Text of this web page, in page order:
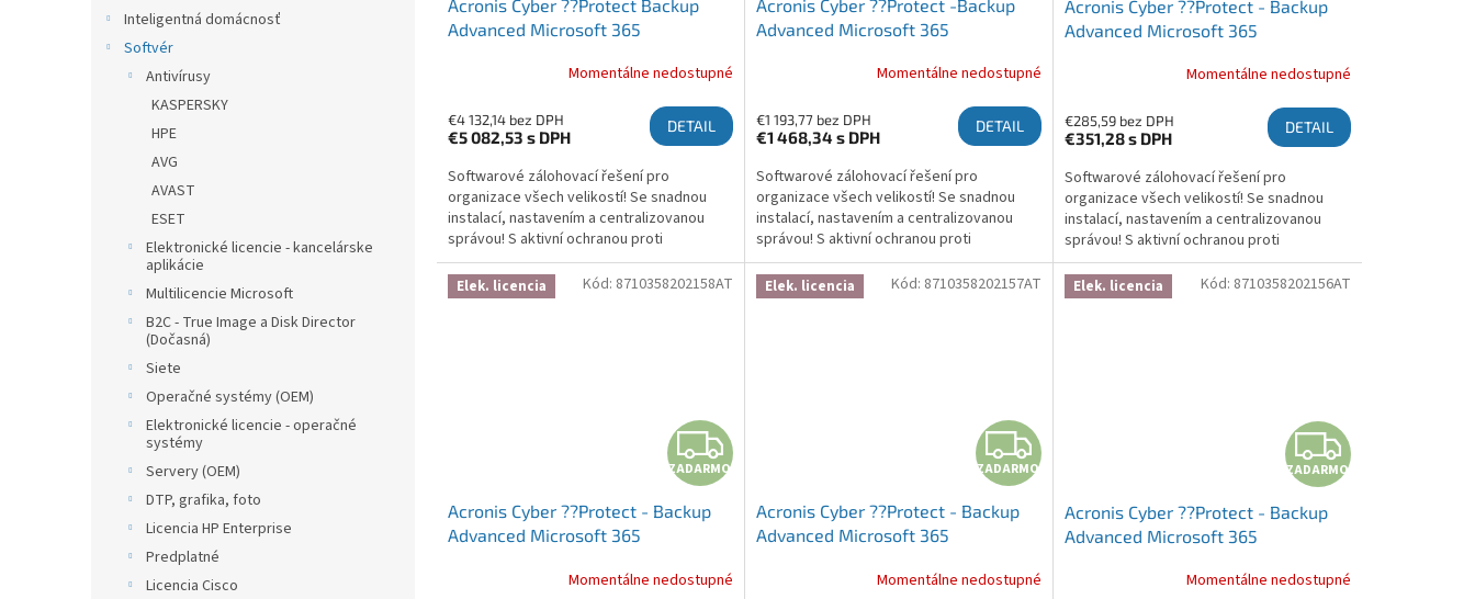
Inteligentná domácnosť
Softvér
Antivírusy
KASPERSKY
HPE
AVG
AVAST
ESET
Elektronické licencie - kancelárske
aplikácie
Multilicencie Microsoft
B2C - True Image a Disk Director
(Dočasná)
Siete
Operačné systémy (OEM)
Elektronické licencie - operačné
systémy
Servery (OEM)
DTP, grafika, foto
Licencia HP Enterprise
Predplatné
Licencia Cisco
Acronis Cyber ??Protect Backup
Advanced Microsoft 365
Year - RenewalMomentálne nedostupné
€4 132,14 bez DPH
€5 082,53 s DPH
DETAIL
Softwarové zálohovací řešení pro
organizace všech velikostí! Se snadnou
instalací, nastavením a centralizovanou
správou! S aktivní ochranou proti
ransomwaru, která chrání zálohy a brání
šifrování! Více informací zde:...
Acronis Cyber ??Protect -Backup
Advanced Microsoft 365
Year - RenewalMomentálne nedostupné
€1 193,77 bez DPH
€1 468,34 s DPH
DETAIL
Softwarové zálohovací řešení pro
organizace všech velikostí! Se snadnou
instalací, nastavením a centralizovanou
správou! S aktivní ochranou proti
ransomwaru, která chrání zálohy a brání
šifrování! Více informací zde:...
Acronis Cyber ??Protect - Backup
Advanced Microsoft 365
Momentálne nedostupné
€285,59 bez DPH
€351,28s DPH
DETAIL
Softwarové zálohovací řešení pro
organizace všech velikostí! Se snadnou
instalací, nastavením a centralizovanou
správou! S aktivní ochranou proti
ransomwaru, která chrání zálohy a brání
šifrování! Více informací zde:...
Elek. licencia
ZADARMO
ZADARMO
Acronis Cyber ??Protect - Backup
Advanced Microsoft 365
Momentálne nedostupné
Kód: 8710358202158AT Elek. licencia
ZADARMO
ZADARMO
Acronis Cyber ??Protect - Backup
Advanced Microsoft 365
Momentálne nedostupné
Kód: 8710358202157AT Elek. licencia
ZADARMO
Acronis Cyber ??Protect - Backup
Advanced Microsoft 365
Momentálne nedostupné
Kód: 8710358202156AT